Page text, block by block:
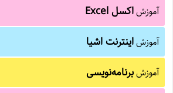
آموزشاکسل Excel
آموزشاینترنت اشیا
آموزشبرنامه‌نویسی